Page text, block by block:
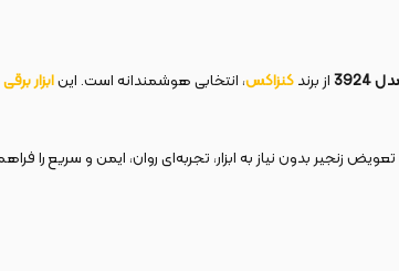
از برندکنزاکس، انتخابی هوشمندانه است. اینابزار برقی